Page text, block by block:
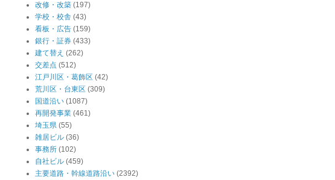
改修・改築 (197)
学校・校舎 (43)
看板・広告 (159)
銀行・証券 (433)
建て替え (262)
交差点 (512)
江戸川区・葛飾区 (42)
荒川区・台東区 (309)
国道沿い (1087)
再開発事業 (461)
埼玉県 (55)
雑居ビル (36)
事務所 (102)
自社ビル (459)
主要道路・幹線道路沿い (2392)